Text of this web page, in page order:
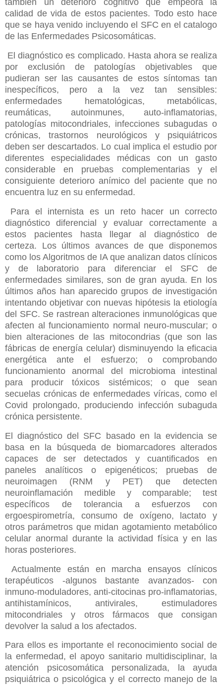
también un deterioro cognitivo que empeora la
calidad de vida de estos pacientes. Todo esto hace
que se haya venido incluyendo el SFC en el catalogo
de las Enfermedades Psicosomáticas.
El diagnóstico es complicado. Hasta ahora se realiza
por exclusión de patologías objetivables que
pudieran ser las causantes de estos síntomas tan
inespecíficos, pero a la vez tan sensibles:
enfermedades hematológicas, metabólicas,
reumáticas, autoinmunes, auto-inflamatorias,
patologías mitocondriales, infecciones subagudas o
crónicas, trastornos neurológicos y psiquiátricos
deben ser descartados. Lo cual implica el estudio por
diferentes especialidades médicas con un gasto
considerable en pruebas complementarias y el
consiguiente deterioro anímico del paciente que no
encuentra luz en su enfermedad.
Para el internista es un reto hacer un correcto
diagnóstico diferencial y evaluar correctamente a
estos pacientes hasta llegar al diagnóstico de
certeza. Los últimos avances de que disponemos
como los Algoritmos de IA que analizan datos clínicos
y de laboratorio para diferenciar el SFC de
enfermedades similares, son de gran ayuda. En los
últimos años han aparecido grupos de investigación
intentando objetivar con nuevas hipótesis la etiología
del SFC. Se rastrean alteraciones inmunológicas que
afecten al funcionamiento normal neuro-muscular; o
bien alteraciones de las mitocondrias (que son las
fábricas de energía celular) disminuyendo la eficacia
energética ante el esfuerzo; o comprobando
funcionamiento anormal del microbioma intestinal
para producir tóxicos sistémicos; o que sean
secuelas crónicas de enfermedades víricas, como el
Covid prolongado, produciendo infección subaguda
crónica persistente.
El diagnóstico del SFC basado en la evidencia se
basa en la búsqueda de biomarcadores alterados
capaces de ser detectados y cuantificados en
paneles analíticos o epigenéticos; pruebas de
neuroimagen (RNM y PET) que detecten
neuroinflamación medible y comparable; test
específicos de tolerancia a esfuerzos con
ergoespirometría, consumo de oxígeno, lactato y
otros parámetros que midan agotamiento metabólico
celular anormal durante la actividad física y en las
horas posteriores.
Actualmente están en marcha ensayos clínicos
terapéuticos -algunos bastante avanzados- con
inmuno-moduladores, anti-citocinas pro-inflamatorias,
antihistamínicos, antivirales, estimuladores
mitocondriales y otros fármacos que consigan
devolver la salud a los afectados.
Para ellos es importante el reconocimiento social de
la enfermedad, el apoyo sanitario multidisciplinar, la
atención psicosomática personalizada, la ayuda
psiquiátrica o psicológica y el correcto manejo de la